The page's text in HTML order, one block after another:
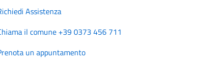
Assistenza
il comune +39 0373 456 711
un appuntamento